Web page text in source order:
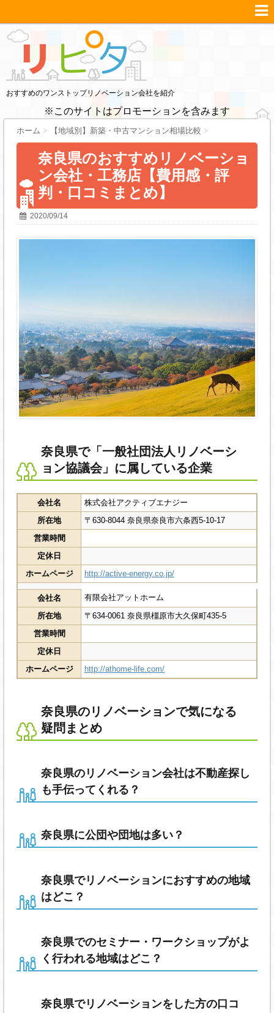
おすすめのワンストップリノベーション会社を紹介
※このサイトはプロモーションを含みます
ホーム > 【地域別】新築・中古マンション相場比較 >
奈良県のおすすめリノベーショ
ン会社・工務店【費用感・評
判・口コミまとめ】
2020/09/14
奈良県で「一般社団法人リノベーシ
ョン協議会」に属している企業
会社名
株式会社アクティブエナジー
所在地
〒630-8044 奈良県奈良市六条西5-10-17
営業時間
定休日
ホームページ
http://active-energy.co.jp/
会社名
有限会社アットホーム
所在地
〒634-0061 奈良県橿原市大久保町435-5
営業時間
定休日
ホームページ
http://athome-life.com/
奈良県のリノベーションで気になる
疑問まとめ
奈良県のリノベーション会社は不動産探し
も手伝ってくれる？
奈良県に公団や団地は多い？
奈良県でリノベーションにおすすめの地域
はどこ？
奈良県でのセミナー・ワークショップがよ
く行われる地域はどこ？
奈良県でリノベーションをした方の口コ